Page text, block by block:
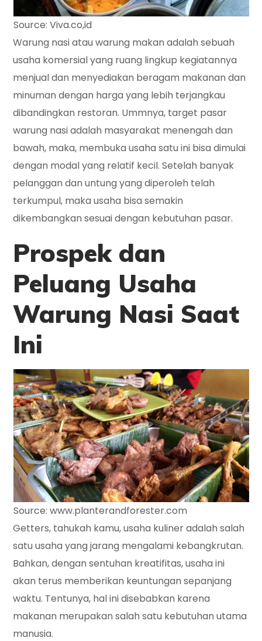
Source: Viva.co,id
Warung nasi atau warung makan adalah sebuah
usaha komersial yang ruang lingkup kegiatannya
menjual dan menyediakan beragam makanan dan
minuman dengan harga yang lebih terjangkau
dibandingkan restoran. Ummnya, target pasar
warung nasi adalah masyarakat menengah dan
bawah, maka, membuka usaha satu ini bisa dimulai
dengan modal yang relatif kecil. Setelah banyak
pelanggan dan untung yang diperoleh telah
terkumpul, maka usaha bisa semakin
dikembangkan sesuai dengan kebutuhan pasar.
Prospek dan
Peluang Usaha
Warung Nasi Saat
Ini
Source: www.planterandforester.com
Getters, tahukah kamu, usaha kuliner adalah salah
satu usaha yang jarang mengalami kebangkrutan.
Bahkan, dengan sentuhan kreatifitas, usaha ini
akan terus memberikan keuntungan sepanjang
waktu. Tentunya, hal ini disebabkan karena
makanan merupakan salah satu kebutuhan utama
manusia.